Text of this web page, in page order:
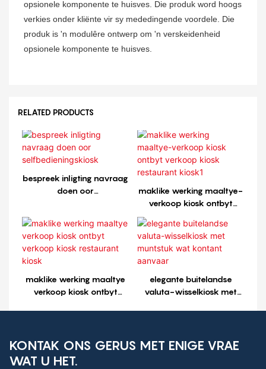
opsionele komponente te huisves. Die produk word hoogs
verkies onder kliënte vir sy mededingende voordele. Die
produk is 'n modulêre ontwerp om 'n verskeidenheid
opsionele komponente te huisves.
RELATED PRODUCTS
bespreek inligting navraag
doen oor
maklike werking maaltye-
verkoop kiosk ontbyt
verkoop kiosk restaurant
kiosk1
maklike werking maaltye
verkoop kiosk ontbyt
elegante buitelandse
valuta-wisselkiosk met
KONTAK ONS ​​GERUS MET ENIGE VRAE
WAT U HET.